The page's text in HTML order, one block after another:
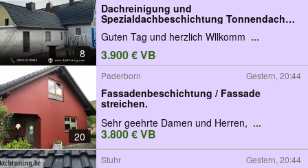
8
Dachreinigung und
Spezialdachbeschichtung Tonnendach
Betonstein
Guten Tag und herzlich Wllkomm ...
3.900 € VB
20
Paderborn Gestern, 20:44
Fassadenbeschichtung / Fassade
streichen.
Sehr geehrte Damen und Herren, ...
3.800 € VB
Stuhr Gestern, 20:44